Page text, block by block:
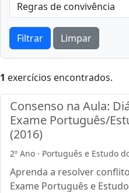
Filtrar Limpar
1 exercícios encontrados.
Consenso na Aula:
Exame Português/
(2016)
2º Ano · Português e Estudo
Aprenda a resolver
Exame Português e